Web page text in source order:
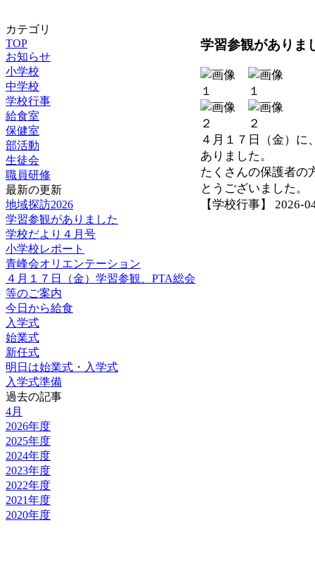
カテゴリ
TOP
お知らせ
小学校
中学校
学校行事
給食室
保健室
部活動
生徒会
職員研修
最新の更新
地域探訪2026
学習参観がありました
学校だより４月号
小学校レポート
青峰会オリエンテーション
４月１７日（金）学習参観、PTA総会
等のご案内
今日から給食
入学式
始業式
新任式
明日は始業式・入学式
入学式準備
過去の記事
4月
2026年度
2025年度
2024年度
2023年度
2022年度
2021年度
2020年度
学習参観がありま
４月１７日（金）に
ありました。
たくさんの保護者の
とうございました。
【学校行事】 2026-